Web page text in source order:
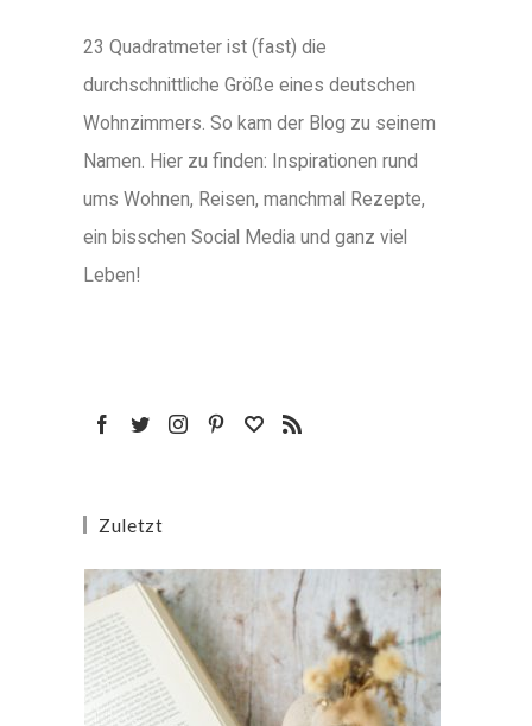
23 Quadratmeter ist (fast) die
durchschnittliche Größe eines deutschen
Wohnzimmers. So kam der Blog zu seinem
Namen. Hier zu finden: Inspirationen rund
ums Wohnen, Reisen, manchmal Rezepte,
ein bisschen Social Media und ganz viel
Leben!
Zuletzt